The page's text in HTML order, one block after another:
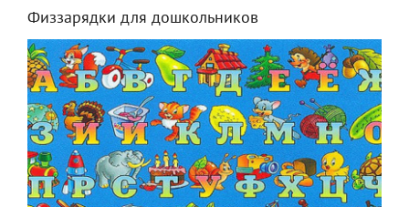
Физзарядки для дошкольников